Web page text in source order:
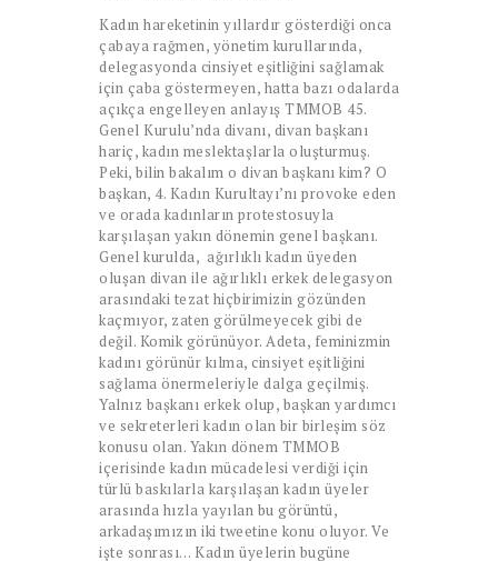
Kadın hareketinin yıllardır gösterdiği onca
çabaya rağmen, yönetim kurullarında,
delegasyonda cinsiyet eşitliğini sağlamak
için çaba göstermeyen, hatta bazı odalarda
açıkça engelleyen anlayış TMMOB 45.
Genel Kurulu’nda divanı, divan başkanı
hariç, kadın meslektaşlarla oluşturmuş.
Peki, bilin bakalım o divan başkanı kim? O
başkan, 4. Kadın Kurultayı’nı provoke eden
ve orada kadınların protestosuyla
karşılaşan yakın dönemin genel başkanı.
Genel kurulda, ağırlıklı kadın üyeden
oluşan divan ile ağırlıklı erkek delegasyon
arasındaki tezat hiçbirimizin gözünden
kaçmıyor, zaten görülmeyecek gibi de
değil. Komik görünüyor. Adeta, feminizmin
kadını görünür kılma, cinsiyet eşitliğini
sağlama önermeleriyle dalga geçilmiş.
Yalnız başkanı erkek olup, başkan yardımcı
ve sekreterleri kadın olan bir birleşim söz
konusu olan. Yakın dönem TMMOB
içerisinde kadın mücadelesi verdiği için
türlü baskılarla karşılaşan kadın üyeler
arasında hızla yayılan bu görüntü,
arkadaşımızın iki tweetine konu oluyor. Ve
işte sonrası… Kadın üyelerin bugüne